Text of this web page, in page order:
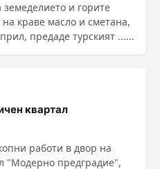
земеделието и горите
краве масло и сметана,
предаде турският ......
квартал
работи в двор на
"Модерно предградие",